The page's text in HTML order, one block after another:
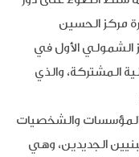
مركز الحسين
الشمولي الأول في
المشتركة، والذي
المؤسسات والشخصيات
الجديدين، وهي